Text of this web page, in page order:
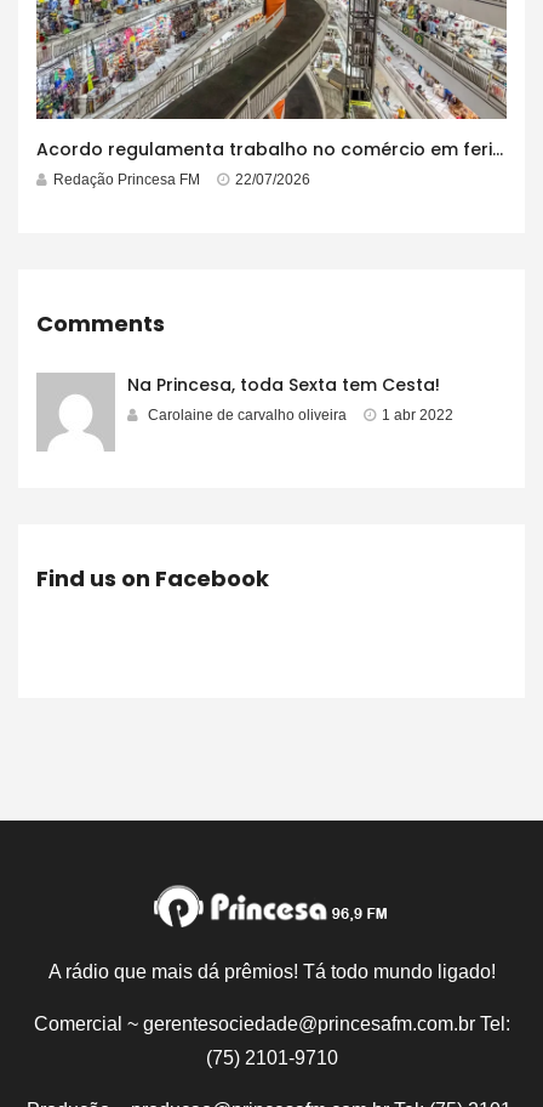
Acordo regulamenta trabalho no comércio em feriados
Redação Princesa FM 22/07/2026
Comments
Na Princesa, toda Sexta tem Cesta!
Carolaine de carvalho oliveira 1 abr 2022
Find us on Facebook
A rádio que mais dá prêmios! Tá todo mundo ligado!
Comercial ~ gerentesociedade@princesafm.com.br Tel:
(75) 2101-9710